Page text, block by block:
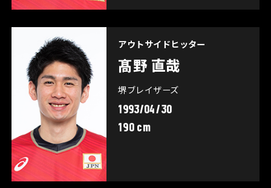
アウトサイドヒッター
髙野 直哉
堺ブレイザーズ
1993/04/30
190 cm